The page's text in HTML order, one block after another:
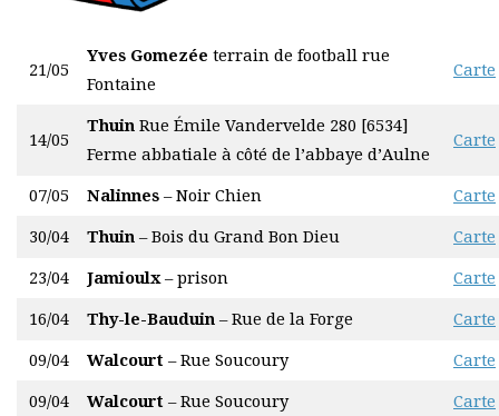
21/05
Yves Gomezée terrain de football rue
Fontaine
Carte
14/05
Thuin Rue Émile Vandervelde 280 [6534]
Ferme abbatiale à côté de l’abbaye d’Aulne
Carte
07/05 Nalinnes – Noir Chien Carte
30/04 Thuin – Bois du Grand Bon Dieu Carte
23/04 Jamioulx– prison Carte
16/04 Thy-le-Bauduin – Rue de la Forge Carte
09/04 Walcourt – Rue Soucoury Carte
09/04 Walcourt – Rue Soucoury Carte